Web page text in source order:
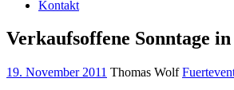
Kontakt
Verkaufsoffene Sonntage in
19. November 2011 Thomas Wolf